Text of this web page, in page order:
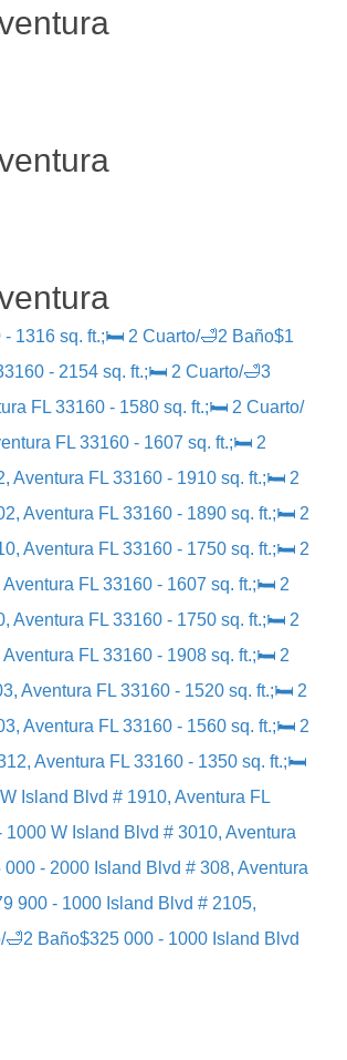
- 1316 sq. ft.;🛏 2 Cuarto/🛁2 Baño$1
- 2154 sq. ft.;🛏 2 Cuarto/🛁3
FL 33160 - 1580 sq. ft.;🛏 2 Cuarto/
FL 33160 - 1607 sq. ft.;🛏 2
Aventura FL 33160 - 1910 sq. ft.;🛏 2
Aventura FL 33160 - 1890 sq. ft.;🛏 2
Aventura FL 33160 - 1750 sq. ft.;🛏 2
FL 33160 - 1607 sq. ft.;🛏 2
Aventura FL 33160 - 1750 sq. ft.;🛏 2
FL 33160 - 1908 sq. ft.;🛏 2
Aventura FL 33160 - 1520 sq. ft.;🛏 2
Aventura FL 33160 - 1560 sq. ft.;🛏 2
Aventura FL 33160 - 1350 sq. ft.;🛏
Island Blvd # 1910, Aventura FL
1000 W Island Blvd # 3010, Aventura
000 - 2000 Island Blvd # 308, Aventura
900 - 1000 Island Blvd # 2105,
🛁2 Baño$325 000 - 1000 Island Blvd